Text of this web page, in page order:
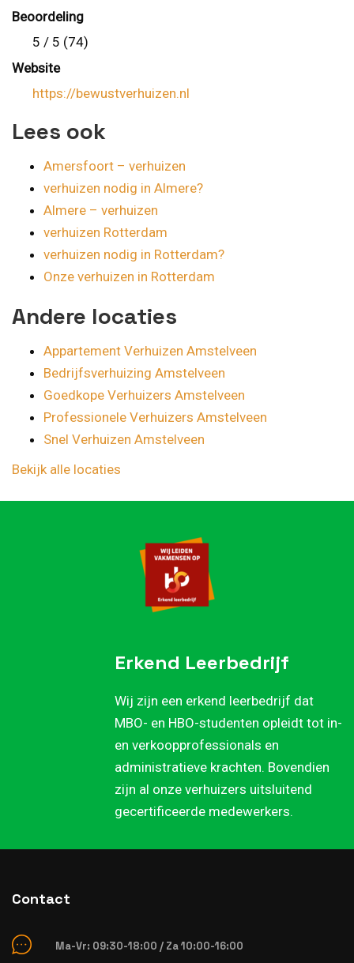
Beoordeling
5 / 5 (74)
Website
https://bewustverhuizen.nl
Lees ook
Amersfoort – verhuizen
verhuizen nodig in Almere?
Almere – verhuizen
verhuizen Rotterdam
verhuizen nodig in Rotterdam?
Onze verhuizen in Rotterdam
Andere locaties
Appartement Verhuizen Amstelveen
Bedrijfsverhuizing Amstelveen
Goedkope Verhuizers Amstelveen
Professionele Verhuizers Amstelveen
Snel Verhuizen Amstelveen
Bekijk alle locaties
Erkend Leerbedrijf
Wij zijn een erkend leerbedrijf dat
MBO- en HBO-studenten opleidt tot in-
en verkoopprofessionals en
administratieve krachten. Bovendien
zijn al onze verhuizers uitsluitend
gecertificeerde medewerkers.
Contact
Ma-Vr: 09:30-18:00 / Za 10:00-16:00